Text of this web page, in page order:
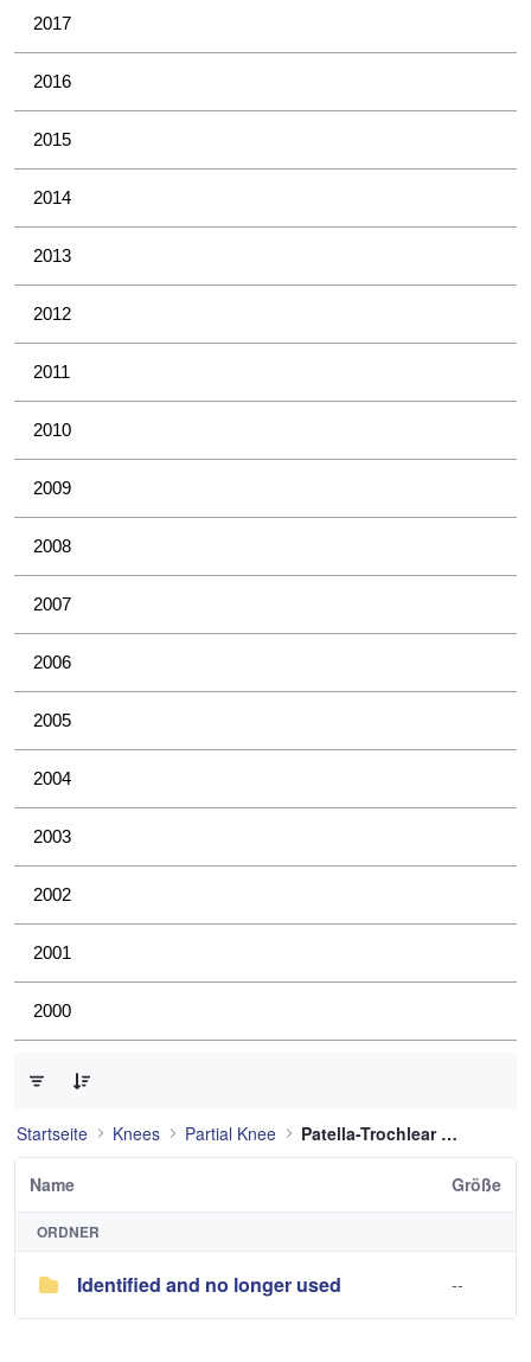
2017
2016
2015
2014
2013
2012
2011
2010
2009
2008
2007
2006
2005
2004
2003
2002
2001
2000
Startseite Knees Partial Knee Patella-Trochlear Knee
Name Größe
ORDNER
Identified and no longer used --